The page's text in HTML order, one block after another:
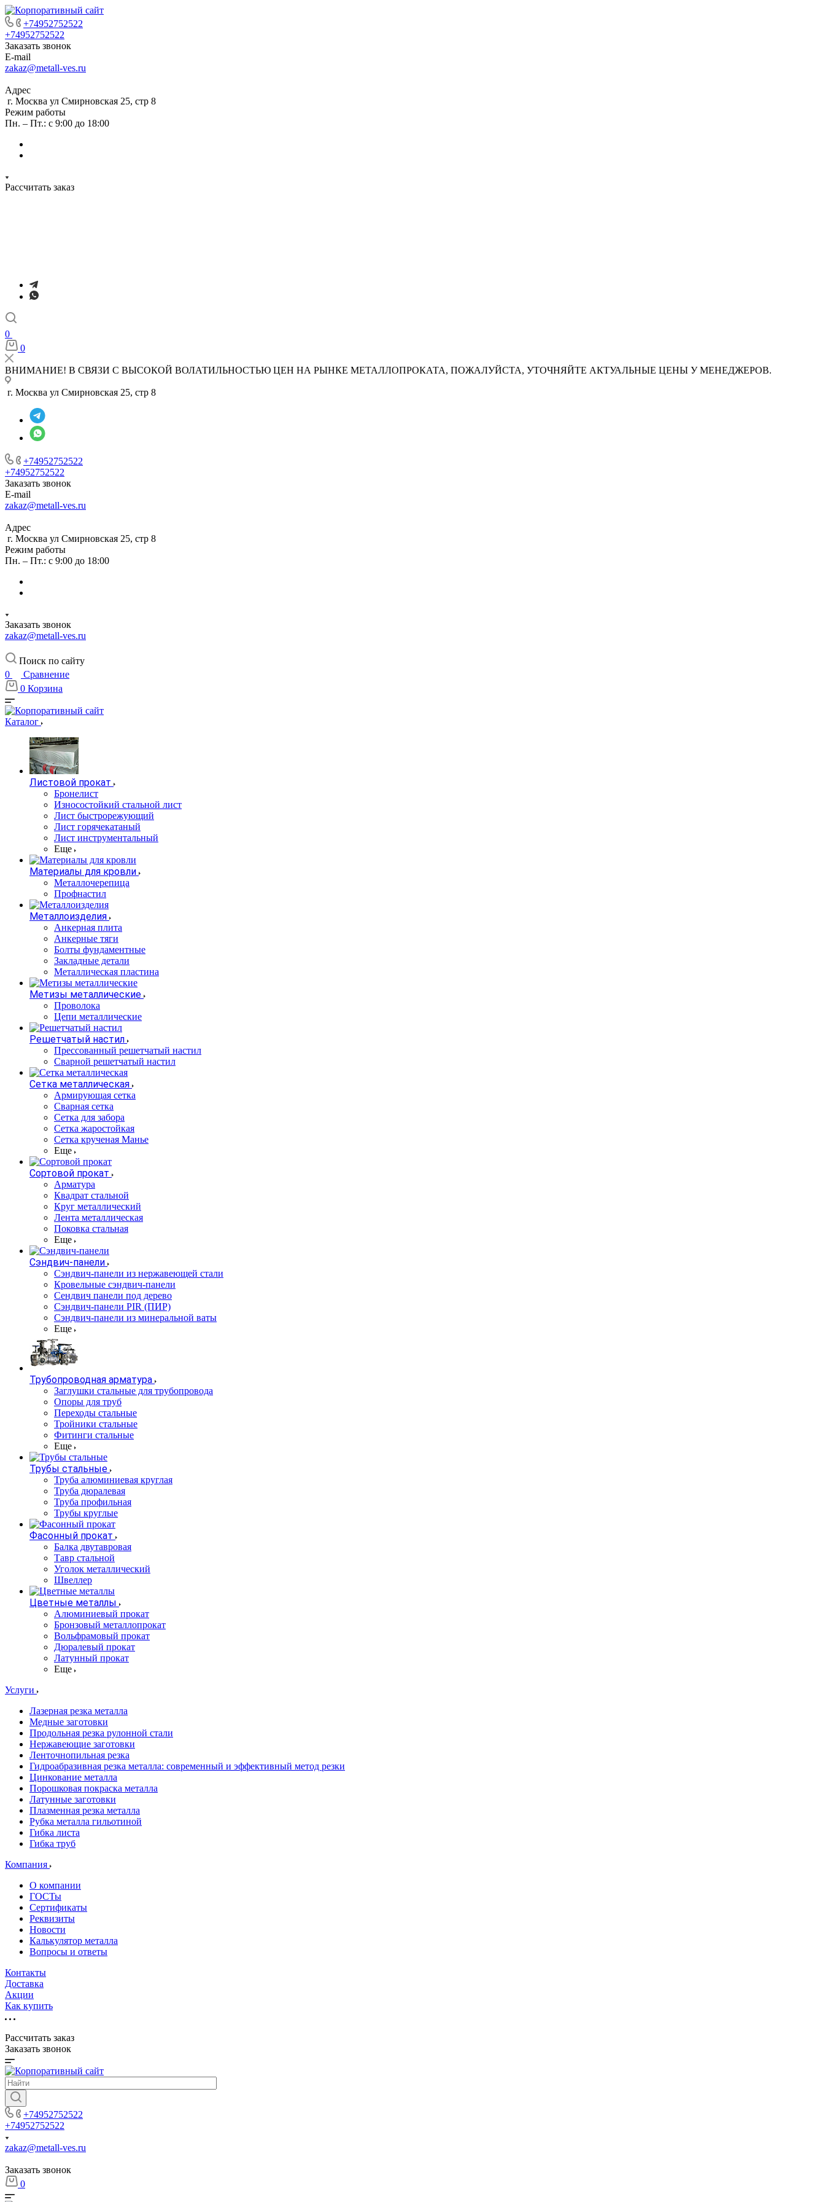
+74952752522
+74952752522
Заказать звонок
E-mail
zakaz@metall-ves.ru
Адрес
г. Москва ул Смирновская 25, стр 8
Режим работы
Пн. – Пт.: с 9:00 до 18:00
Рассчитать заказ
0
0
ВНИМАНИЕ! В СВЯЗИ С ВЫСОКОЙ ВОЛАТИЛЬНОСТЬЮ ЦЕН НА РЫНКЕ МЕТАЛЛОПРОКАТА, ПОЖАЛУЙСТА, УТОЧНЯЙТЕ АКТУАЛЬНЫЕ ЦЕНЫ У МЕНЕДЖЕРОВ.
г. Москва ул Смирновская 25, стр 8
+74952752522
+74952752522
Заказать звонок
E-mail
zakaz@metall-ves.ru
Адрес
г. Москва ул Смирновская 25, стр 8
Режим работы
Пн. – Пт.: с 9:00 до 18:00
Заказать звонок
zakaz@metall-ves.ru
Поиск по сайту
0
Сравнение
0 Корзина
Каталог
Листовой прокат
Бронелист
Износостойкий стальной лист
Лист быстрорежующий
Лист горячекатаный
Лист инструментальный
Еще
Материалы для кровли
Металлочерепица
Профнастил
Металлоизделия
Анкерная плита
Анкерные тяги
Болты фундаментные
Закладные детали
Металлическая пластина
Метизы металлические
Проволока
Цепи металлические
Решетчатый настил
Прессованный решетчатый настил
Сварной решетчатый настил
Сетка металлическая
Армирующая сетка
Сварная сетка
Сетка для забора
Сетка жаростойкая
Сетка крученая Манье
Еще
Сортовой прокат
Арматура
Квадрат стальной
Круг металлический
Лента металлическая
Поковка стальная
Еще
Сэндвич-панели
Cэндвич-панели из нержавеющей стали
Кровельные сэндвич-панели
Сендвич панели под дерево
Сэндвич-панели PIR (ПИР)
Сэндвич-панели из минеральной ваты
Еще
Трубопроводная арматура
Заглушки стальные для трубопровода
Опоры для труб
Переходы стальные
Тройники стальные
Фитинги стальные
Еще
Трубы стальные
Труба алюминиевая круглая
Труба дюралевая
Труба профильная
Трубы круглые
Фасонный прокат
Балка двутавровая
Тавр стальной
Уголок металлический
Швеллер
Цветные металлы
Алюминиевый прокат
Бронзовый металлопрокат
Вольфрамовый прокат
Дюралевый прокат
Латунный прокат
Еще
Услуги
Лазерная резка металла
Медные заготовки
Продольная резка рулонной стали
Нержавеющие заготовки
Ленточнопильная резка
Гидроабразивная резка металла: современный и эффективный метод резки
Цинкование металла
Порошковая покраска металла
Латунные заготовки
Плазменная резка металла
Рубка металла гильотиной
Гибка листа
Гибка труб
Компания
О компании
ГОСТы
Сертификаты
Реквизиты
Новости
Калькулятор металла
Вопросы и ответы
Контакты
Доставка
Акции
Как купить
Рассчитать заказ
Заказать звонок
+74952752522
+74952752522
zakaz@metall-ves.ru
Заказать звонок
0